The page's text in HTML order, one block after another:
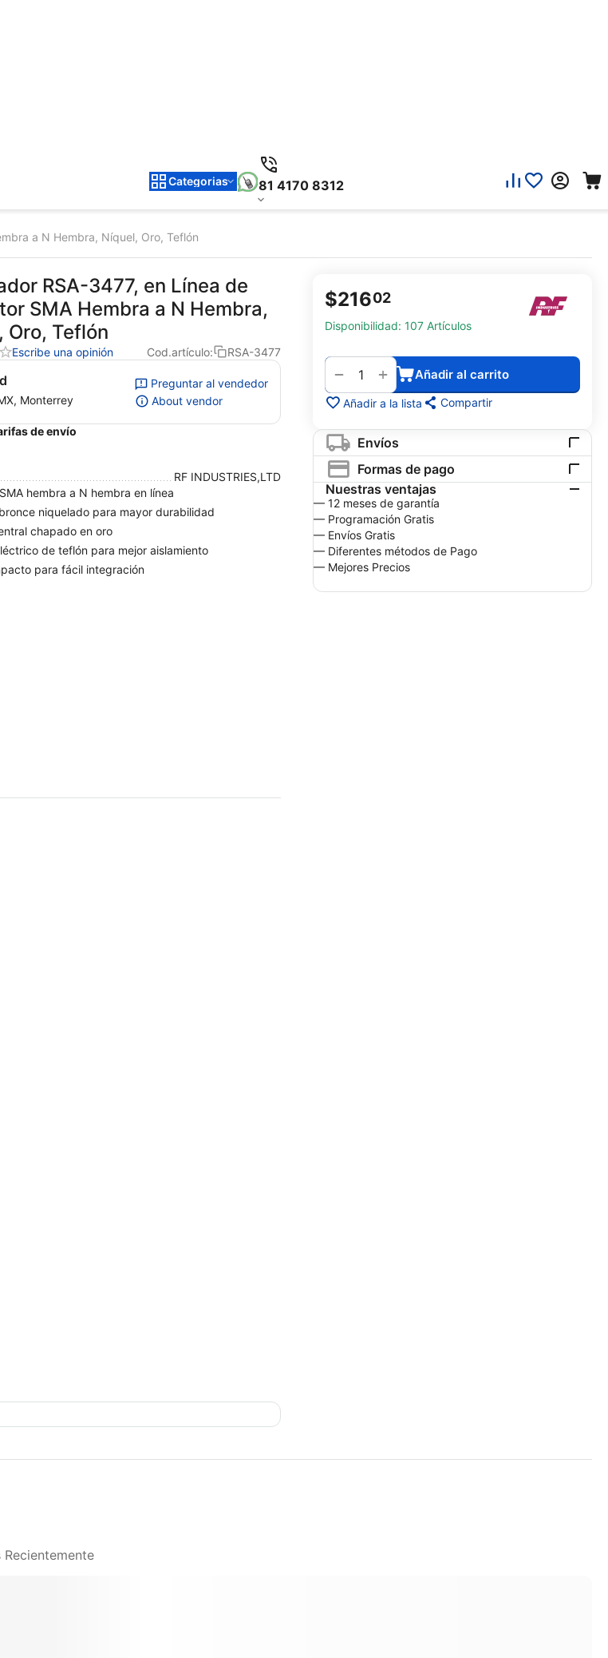
Categorias 81 4170 8312
a N Hembra, Níquel, Oro, Teflón
RSA-3477, en Línea de
SMA Hembra a N Hembra,
Oro, Teflón
Escribe una opinión Cod.artículo: RSA-3477
Monterrey
Preguntar al vendedor
About vendor
de envío
RF INDUSTRIES,LTD
hembra a N hembra en línea
niquelado para mayor durabilidad
chapado en oro
de teflón para mejor aislamiento
para fácil integración
$21602
Disponibilidad: 107 Artículos
+
− Añadir al carrito
Añadir a la lista Compartir
Envíos
Formas de pago
Nuestras ventajas
— 12 meses de garantía
— Programación Gratis
— Envíos Gratis
— Diferentes métodos de Pago
— Mejores Precios
Recientemente